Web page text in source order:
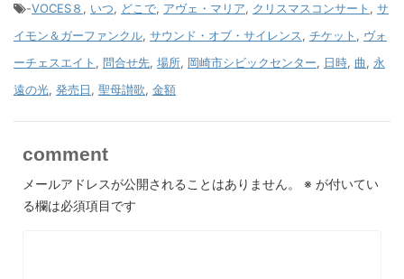
-VOCES８ , いつ, どこで, アヴェ・マリア, クリスマスコンサート , サ
イモン＆ガーファンクル, サウンド・オブ・サイレンス, チケット , ヴォ
ーチェスエイト , 問合せ先, 場所, 岡崎市シビックセンター, 日時, 曲, 永
遠の光, 発売日, 聖母讃歌, 金額
comment
メールアドレスが公開されることはありません。 ※ が付いてい
る欄は必須項目です